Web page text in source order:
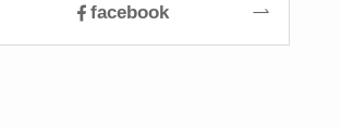
facebook